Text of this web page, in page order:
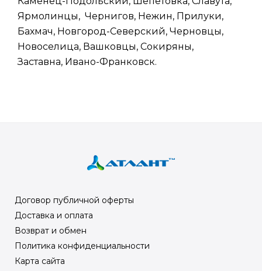
Ярмолинцы, Чернигов, Нежин, Прилуки,
Бахмач, Новгород-Северский, Черновцы,
Новоселица, Вашковцы, Сокиряны,
Заставна, Ивано-Франковск.
Договор публичной оферты
Доставка и оплата
Возврат и обмен
Политика конфиденциальности
Карта сайта